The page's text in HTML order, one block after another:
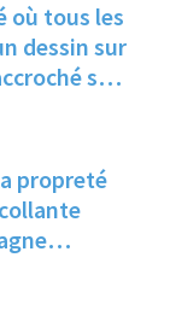
où tous les
dessin sur
sur
savoir
le
propreté
citoyen,